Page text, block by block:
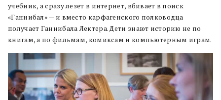
учебник, а сразу лезет в интернет, вбивает в поиск
«Ганнибал» — и вместо карфагенского полководца
получает Ганнибала Лектера. Дети знают историю не по
книгам, а по фильмам, комиксам и компьютерным играм.